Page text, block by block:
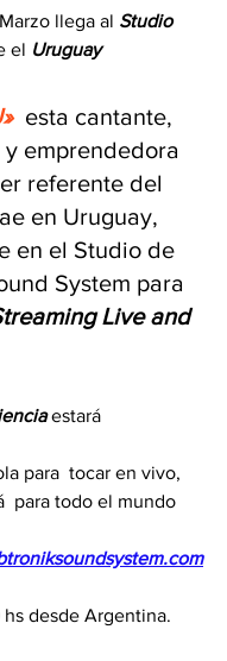
llega al Studio
el Uruguay
esta cantante,
emprendedora
referente del
en Uruguay,
en el Studio de
System para
Live and
estará
para  tocar en vivo,
para todo el mundo
hs desde Argentina.